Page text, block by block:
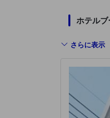
ホテル
さらに表示